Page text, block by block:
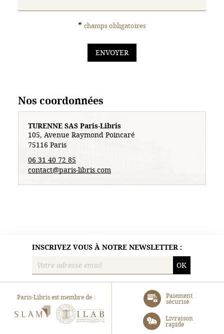
* champs obligatoires
ENVOYER
Nos coordonnées
TURENNE SAS Paris-Libris
105, Avenue Raymond Poincaré
75116 Paris
06 31 40 72 85
contact@paris-libris.com
INSCRIVEZ VOUS À NOTRE NEWSLETTER :
OK
Paris-Libris est membre de :
SLAM
Paiement
sécurisé
Livraison
rapide